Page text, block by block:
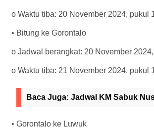
o Waktu tiba: 20 November 2024, pukul
• Bitung ke Gorontalo
o Jadwal berangkat: 20 November
o Waktu tiba: 21 November 2024, pukul
Baca Juga: Jadwal KM Sabuk
• Gorontalo ke Luwuk